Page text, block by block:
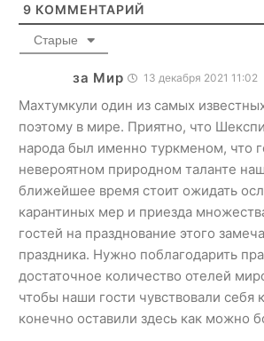
9 КОММЕНТАРИЙ
Старые
за Мир 13 декабря 2021 11:02
Махтумкули один из самых
поэтому в мире. Приятно, что
народа был именно туркменом, что
невероятном природном таланте
ближейшее время стоит ожидать
карантиных мер и приезда
гостей на празднование этого
праздника. Нужно поблагодарить
достаточное количество отелей
чтобы наши гости чувствовали себя
конечно оставили здесь как можно